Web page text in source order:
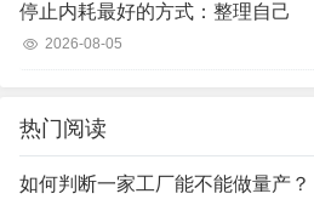
停止内耗最好的方式：整理自己
2026-08-05
热门阅读
如何判断一家工厂能不能做量产？